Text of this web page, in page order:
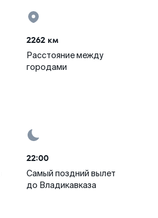
2262 км
Расстояние между
городами
22:00
Самый поздний вылет
до Владикавказа